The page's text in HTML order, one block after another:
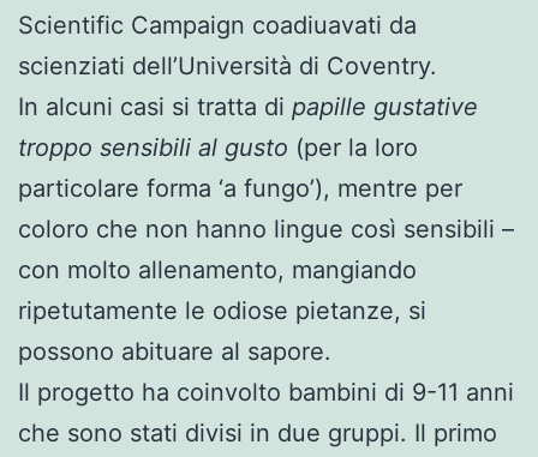
Scientific Campaign coadiuavati da
scienziati dell’Università di Coventry.
In alcuni casi si tratta di papille gustative
troppo sensibili al gusto (per la loro
particolare forma ‘a fungo’), mentre per
coloro che non hanno lingue così sensibili –
con molto allenamento, mangiando
ripetutamente le odiose pietanze, si
possono abituare al sapore.
Il progetto ha coinvolto bambini di 9-11 anni
che sono stati divisi in due gruppi. Il primo